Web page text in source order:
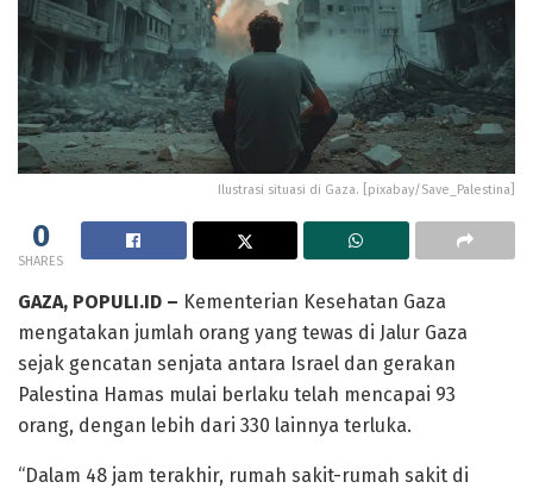
Ilustrasi situasi di Gaza. [pixabay/Save_Palestina]
0
SHARES
GAZA, POPULI.ID – Kementerian Kesehatan Gaza
mengatakan jumlah orang yang tewas di Jalur Gaza
sejak gencatan senjata antara Israel dan gerakan
Palestina Hamas mulai berlaku telah mencapai 93
orang, dengan lebih dari 330 lainnya terluka.
“Dalam 48 jam terakhir, rumah sakit-rumah sakit di